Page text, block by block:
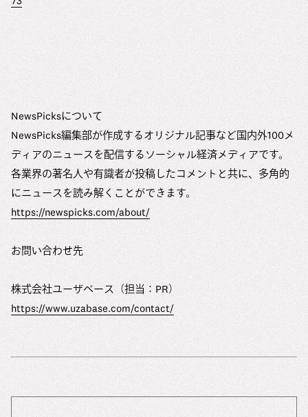
NewsPicksについて
NewsPicks編集部が作成するオリジナル記事など国内外100メ
ディアのニュースを配信するソーシャル経済メディアです。
各業界の著名人や有識者が投稿したコメントと共に、多角的
にニュースを読み解くことができます。
https://newspicks.com/about/
お問い合わせ先
株式会社ユーザベース（担当：PR）
https://www.uzabase.com/contact/